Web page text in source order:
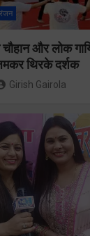
चौहान और लोक
थिरके दर्शक
Girish Gairola